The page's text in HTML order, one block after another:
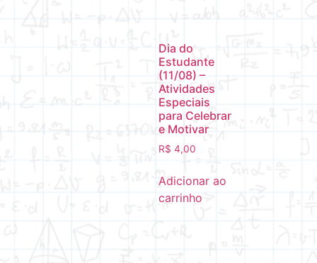
Dia do
Estudante
(11/08) –
Atividades
Especiais
para Celebrar
e Motivar
R$ 4,00
Adicionar ao
carrinho